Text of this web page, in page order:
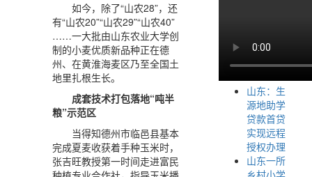
如今，除了“山农28”，还
有“山农20”“山农29”“山农40”
……一大批由山东农业大学创
制的小麦优质新品种正在德
州、在黄淮海麦区乃至全国土
地里扎根生长。
成套技术打包落地“吨半
粮”示范区
当得知德州市临邑县基本
完成夏麦收获着手种玉米时，
张吉旺教授第一时间走进富民
山东：生
源地助学
贷款首贷
实现远程
授权办理
山东一所